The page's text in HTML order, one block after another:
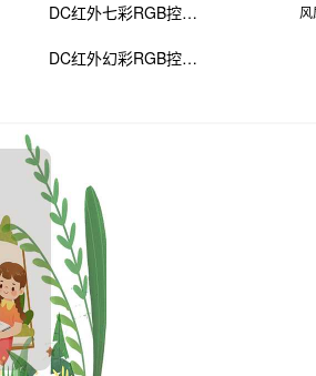
DC红外七彩RGB控制器
DC红外幻彩RGB控制器
便宜，使其成为小型企业、爱好者和DIY爱